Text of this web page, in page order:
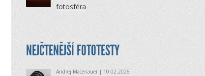
fotosféra
NEJČTENĚJŠÍ FOTOTESTY
Andrej Macenauer| 10.02.2026